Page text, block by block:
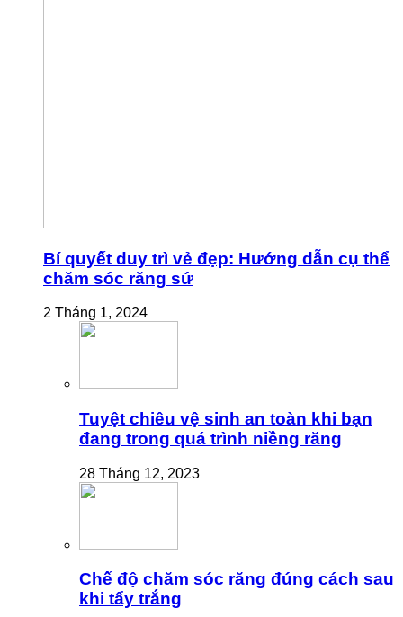
Bí quyết duy trì vẻ đẹp: Hướng dẫn cụ thể
chăm sóc răng sứ
2 Tháng 1, 2024
Tuyệt chiêu vệ sinh an toàn khi bạn
đang trong quá trình niềng răng
28 Tháng 12, 2023
Chế độ chăm sóc răng đúng cách sau
khi tẩy trắng